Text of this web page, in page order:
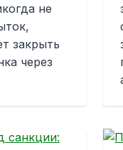
не
закрыть
через